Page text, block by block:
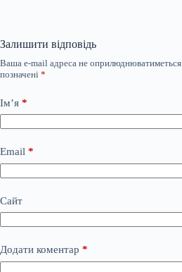
Залишити відповідь
Ваша e-mail адреса не оприлюднюватиметься.
позначені *
Ім’я *
Email *
Сайт
Додати коментар *